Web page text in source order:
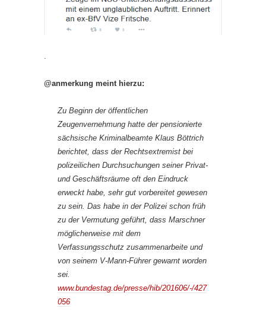
.
@anmerkung meint hierzu:
Zu Beginn der öffentlichen
Zeugenvernehmung hatte der pensionierte
sächsische Kriminalbeamte Klaus Böttrich
berichtet, dass der Rechtsextremist bei
polizeilichen Durchsuchungen seiner Privat-
und Geschäftsräume oft den Eindruck
erweckt habe, sehr gut vorbereitet gewesen
zu sein. Das habe in der Polizei schon früh
zu der Vermutung geführt, dass Marschner
möglicherweise mit dem
Verfassungsschutz zusammenarbeite und
von seinem V-Mann-Führer gewarnt worden
sei.
www.bundestag.de/presse/hib/201606/-/427
056